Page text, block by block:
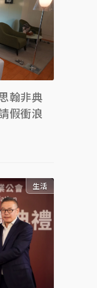
翰非典
假衝浪
生活